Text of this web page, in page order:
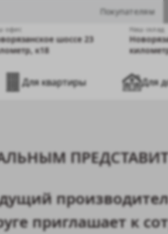
Покупателям
офис
шоссе 23
к18
Наш cклад
Для квартиры Для
приглашает к